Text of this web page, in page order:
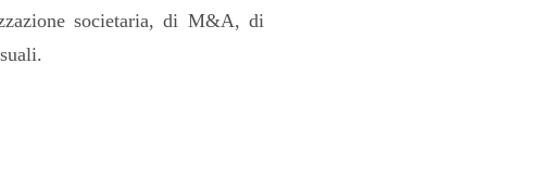
societaria, di M&A, di